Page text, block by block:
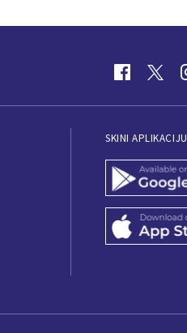
SKINI APLIKACIJU